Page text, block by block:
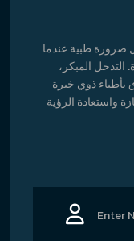
ضرورة طبية عندما
التدخل المبكر،
بأطباء ذوي خبرة
واستعادة الرؤية